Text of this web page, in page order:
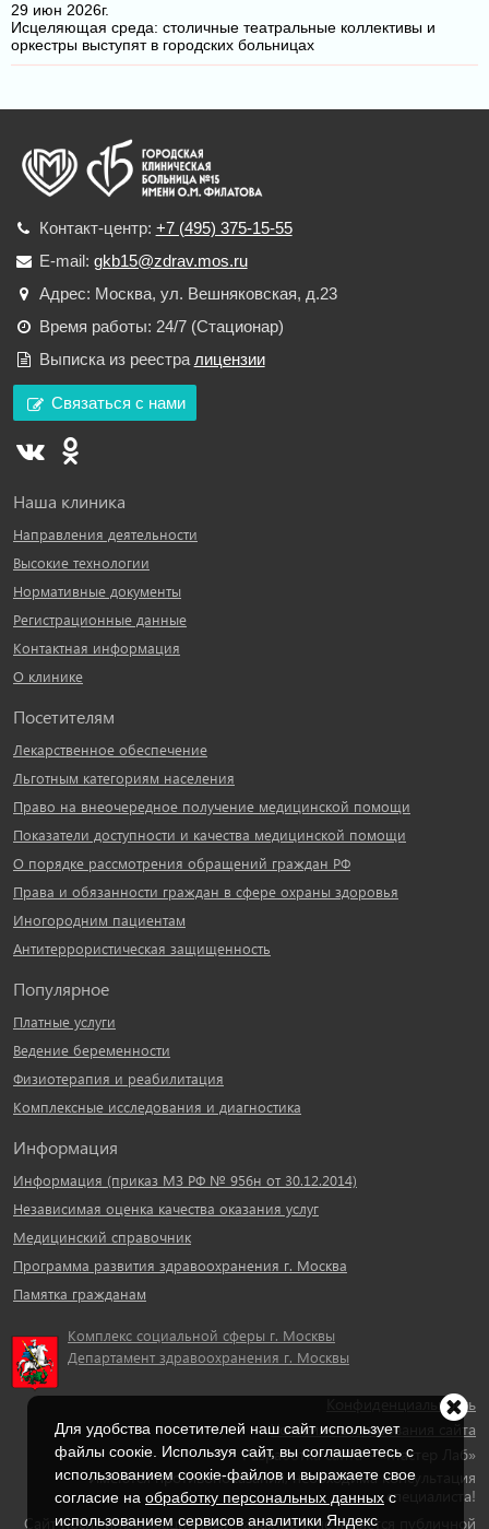
Для удобства посетителей наш сайт использует
файлы cоокіe. Используя сайт, вы соглашаетесь с
использованием соокіе-файлов и выражаете свое
согласие на обработку персональных данных с
использованием сервисов аналитики Яндекс
29 июн 2026г.
Исцеляющая среда: столичные театральные коллективы и
оркестры выступят в городских больницах
Контакт-центр: +7 (495) 375-15-55
E-mail: gkb15@zdrav.mos.ru
Адрес: Москва, ул. Вешняковская, д.23
Время работы: 24/7 (Стационар)
Выписка из реестра лицензии
Связаться с нами
Наша клиника
Направления деятельности
Высокие технологии
Нормативные документы
Регистрационные данные
Контактная информация
О клинике
Посетителям
Лекарственное обеспечение
Льготным категориям населения
Право на внеочередное получение медицинской помощи
Показатели доступности и качества медицинской помощи
О порядке рассмотрения обращений граждан РФ
Права и обязанности граждан в сфере охраны здоровья
Иногородним пациентам
Антитеррористическая защищенность
Популярное
Платные услуги
Ведение беременности
Физиотерапия и реабилитация
Комплексные исследования и диагностика
Информация
Информация (приказ МЗ РФ № 956н от 30.12.2014)
Независимая оценка качества оказания услуг
Медицинский справочник
Программа развития здравоохранения г. Москва
Памятка гражданам
Комплекс социальной сферы г. Москвы
Департамент здравоохранения г. Москвы
Конфиденциальность
Условия использования сайта
Разработка сайта – «Мастер Лаб»
Имеются противопоказания, необходима консультация
специалиста!
Сайт носит информационный характер и не является публичной